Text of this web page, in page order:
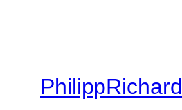
PhilippRichard